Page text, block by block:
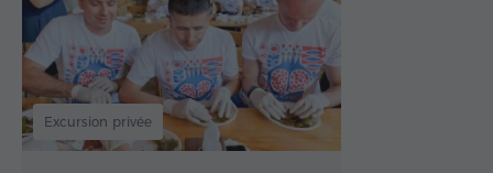
Excursion privée